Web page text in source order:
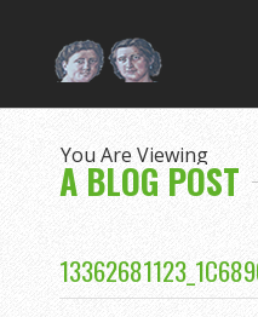
You Are Viewing
A BLOG POST